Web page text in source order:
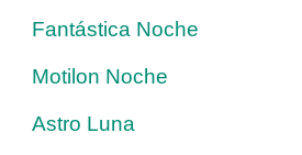
Fantástica Noche
Motilon Noche
Astro Luna